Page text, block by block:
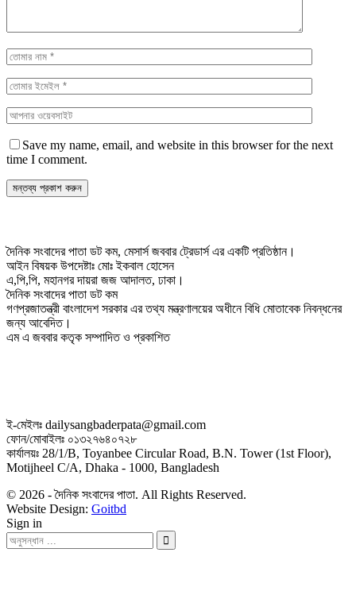
Save my name, email, and website in this browser for the next
time I comment.
দৈনিক সংবাদের পাতা ডট কম, মেসার্স জববার ট্রেডার্স এর একটি প্রতিষ্ঠান।
আইন বিষয়ক উপদেষ্টাঃ মোঃ ইকবাল হোসেন
এ,পি,পি, মহানগর দায়রা জজ আদালত, ঢাকা।
দৈনিক সংবাদের পাতা ডট কম
গণপ্রজাতন্ত্রী বাংলাদেশ সরকার এর তথ্য মন্ত্রণালয়ের অধীনে বিধি মোতাবেক নিবন্ধনের
জন্য আবেদিত।
এম এ জববার কতৃক সম্পাদিত ও প্রকাশিত
ই-মেইলঃ dailysangbaderpata@gmail.com
ফোন/মোবাইলঃ ০১৩২৭৬৪০৭২৮
কার্যালয়ঃ 28/1/B, Toyanbee Circular Road, B.N. Tower (1st Floor),
Motijheel C/A, Dhaka - 1000, Bangladesh
© 2026 - দৈনিক সংবাদের পাতা. All Rights Reserved.
Website Design: Goitbd
Sign in